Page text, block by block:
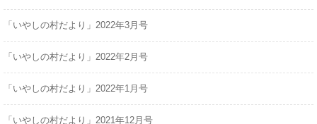
「いやしの村だより」2022年3月号
「いやしの村だより」2022年2月号
「いやしの村だより」2022年1月号
「いやしの村だより」2021年12月号